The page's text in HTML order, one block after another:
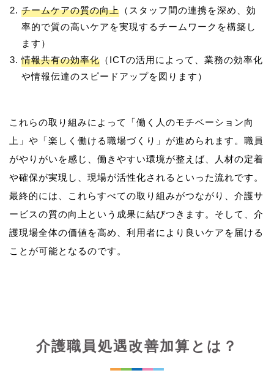
チームケアの質の向上 （スタッフ間の連携を深め、効
率的で質の高いケアを実現するチームワークを構築し
ます）
情報共有の効率化 （ICTの活用によって、業務の効率化
や情報伝達のスピードアップを図ります）
これらの取り組みによって「働く人のモチベーション向
上」や「楽しく働ける職場づくり」が進められます。職員
がやりがいを感じ、働きやすい環境が整えば、人材の定着
や確保が実現し、現場が活性化されるといった流れです。
最終的には、これらすべての取り組みがつながり、介護サ
ービスの質の向上という成果に結びつきます。そして、介
護現場全体の価値を高め、利用者により良いケアを届ける
介護職員処遇改善加算とは？